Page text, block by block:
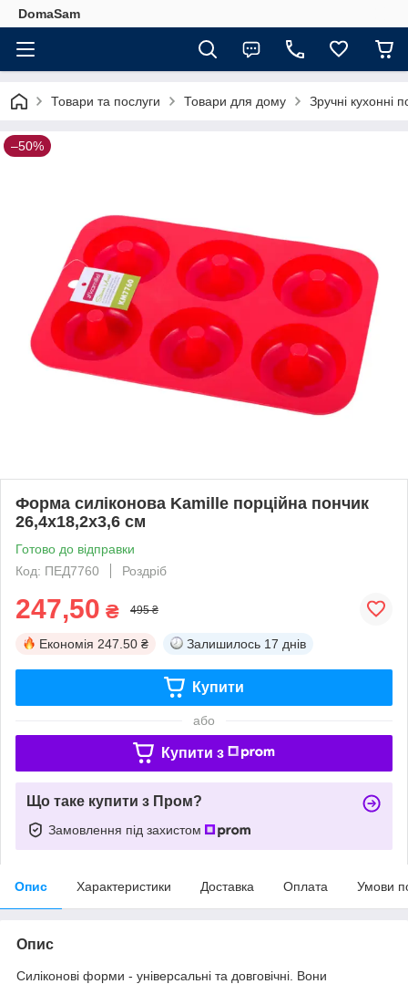
DomaSam
Товари та послуги Товари для дому Зручні кухонні
–50%
Форма силіконова Kamille порційна пончик
26,4х18,2х3,6 см
Готово до відправки
Код: ПЕД7760
Роздріб
247,50 ₴ 495 ₴
Економія 247.50 ₴ Залишилось 17 днів
Купити
або
Купити з
Що таке купити з Пром?
Замовлення під захистом
Опис Характеристики Доставка Оплата Умови
Опис
Силіконові форми - універсальні та довговічні. Вони